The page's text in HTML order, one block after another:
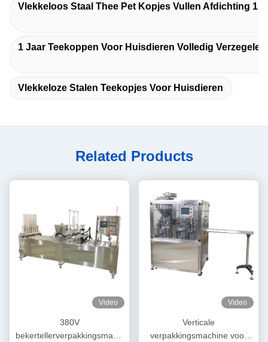
Vlekkeloos Staal Thee Pet Kopjes Vullen Afdichting 1
1 Jaar Teekoppen Voor Huisdieren Volledig Verzegelen
Vlekkeloze Stalen Teekopjes Voor Huisdieren
Related Products
Video
380V
bekertellerverpakkingsmachi
Video
Verticale
verpakkingsmachine voor